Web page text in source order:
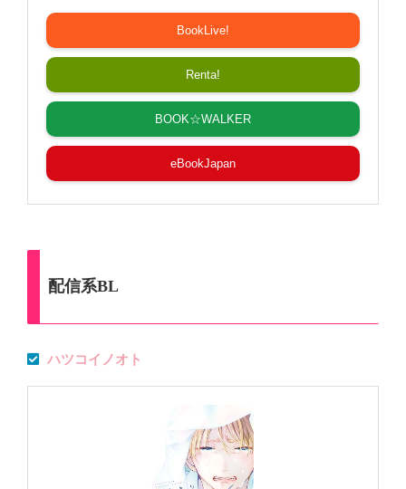
BookLive!
Renta!
BOOK☆WALKER
eBookJapan
配信系BL
ハツコイノオト